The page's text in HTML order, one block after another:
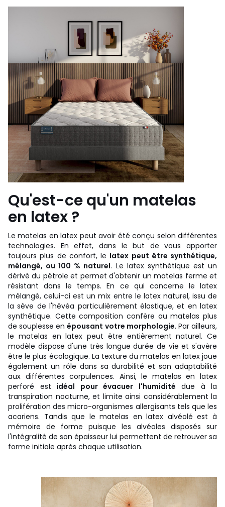
Qu'est-ce qu'un matelas
en latex ?
Le matelas en latex peut avoir été conçu selon différentes
technologies. En effet, dans le but de vous apporter
toujours plus de confort, le latex peut être synthétique,
mélangé, ou 100 % naturel. Le latex synthétique est un
dérivé du pétrole et permet d'obtenir un matelas ferme et
résistant dans le temps. En ce qui concerne le latex
mélangé, celui-ci est un mix entre le latex naturel, issu de
la sève de l'hévéa particulièrement élastique, et en latex
synthétique. Cette composition confère au matelas plus
de souplesse enépousant votre morphologie. Par ailleurs,
le matelas en latex peut être entièrement naturel. Ce
modèle dispose d'une très longue durée de vie et s'avère
être le plus écologique. La texture du matelas en latex joue
également un rôle dans sa durabilité et son adaptabilité
aux différentes corpulences. Ainsi, le matelas en latex
perforé est idéal pour évacuer l'humidité due à la
transpiration nocturne, et limite ainsi considérablement la
prolifération des micro-organismes allergisants tels que les
acariens. Tandis que le matelas en latex alvéolé est à
mémoire de forme puisque les alvéoles disposés sur
l'intégralité de son épaisseur lui permettent de retrouver sa
forme initiale après chaque utilisation.